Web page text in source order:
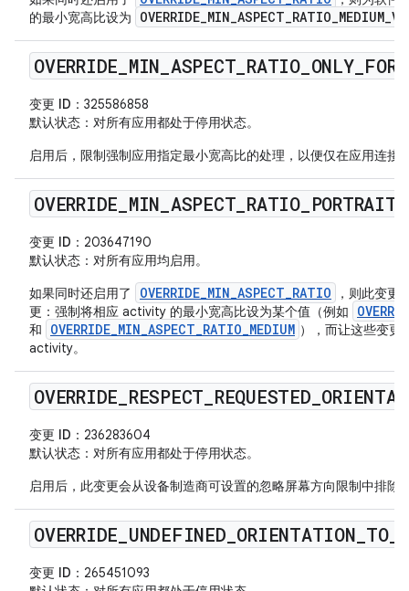
的最小宽高比设为
OVERRIDE MIN ASPECT RATIO_ ONLY_ FOR
变更 ID ：325586858
默认状态 ：对所有应用都处于停用状态。
启用后，限制强制应用指定最小宽高比的处理，以便仅在应用连接
OVERRIDE MIN ASPECT RATIO_ PORTRAIT
变更 ID ：203647190
默认状态 ：对所有应用均启用。
如果同时还启用了
OVERRIDE_MIN_ASPECT_RATIO
，则此变更
更：强制将相应 activity 的最小宽高比设为某个值（例如
和 OVERRIDE_MIN_ASPECT_RATIO_MEDIUM ），而让这些变更
activity。
OVERRIDE RESPECT REQUESTED
变更 ID ：236283604
默认状态 ：对所有应用都处于停用状态。
启用后，此变更会从设备制造商可设置的忽略屏幕方向限制中排除
OVERRIDE UNDEFINED ORIENTATION TO_
变更 ID ：265451093